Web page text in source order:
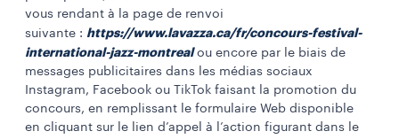
vous rendant à la page de renvoi
suivante : https://www.lavazza.ca/fr/concours-festival-
international-jazz-montreal ou encore par le biais de
messages publicitaires dans les médias sociaux
Instagram, Facebook ou TikTok faisant la promotion du
concours, en remplissant le formulaire Web disponible
en cliquant sur le lien d’appel à l’action figurant dans le